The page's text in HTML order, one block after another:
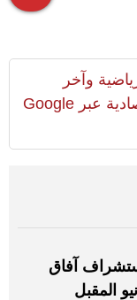
وآخر
المستجدات السياسية والإقتصادية عبر Google
آفاق
المقبل